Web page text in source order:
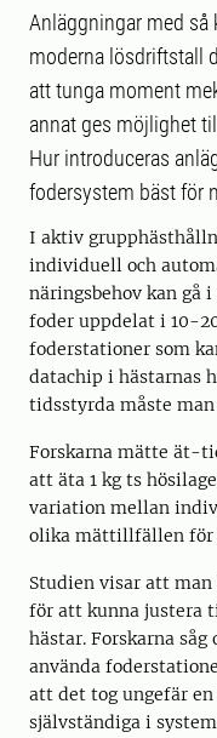
Anläggningar med
moderna lösdriftstall
att tunga moment
annat ges möjlighet
Hur introduceras
fodersystem bäst för
I aktiv
individuell och
näringsbehov kan gå
foder uppdelat i 10-
foderstationer som
datachip i hästarnas
tidsstyrda måste
Forskarna mätte ät-
att äta 1 kg ts
variation mellan
olika mättillfällen för
Studien visar att
för att kunna justera
hästar. Forskarna
använda
att det tog ungefär
självständiga i